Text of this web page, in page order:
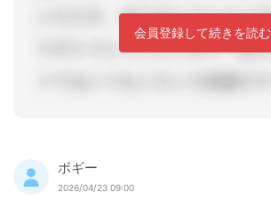
会員登録して続きを読む
ボギー
2026/04/23 09:00